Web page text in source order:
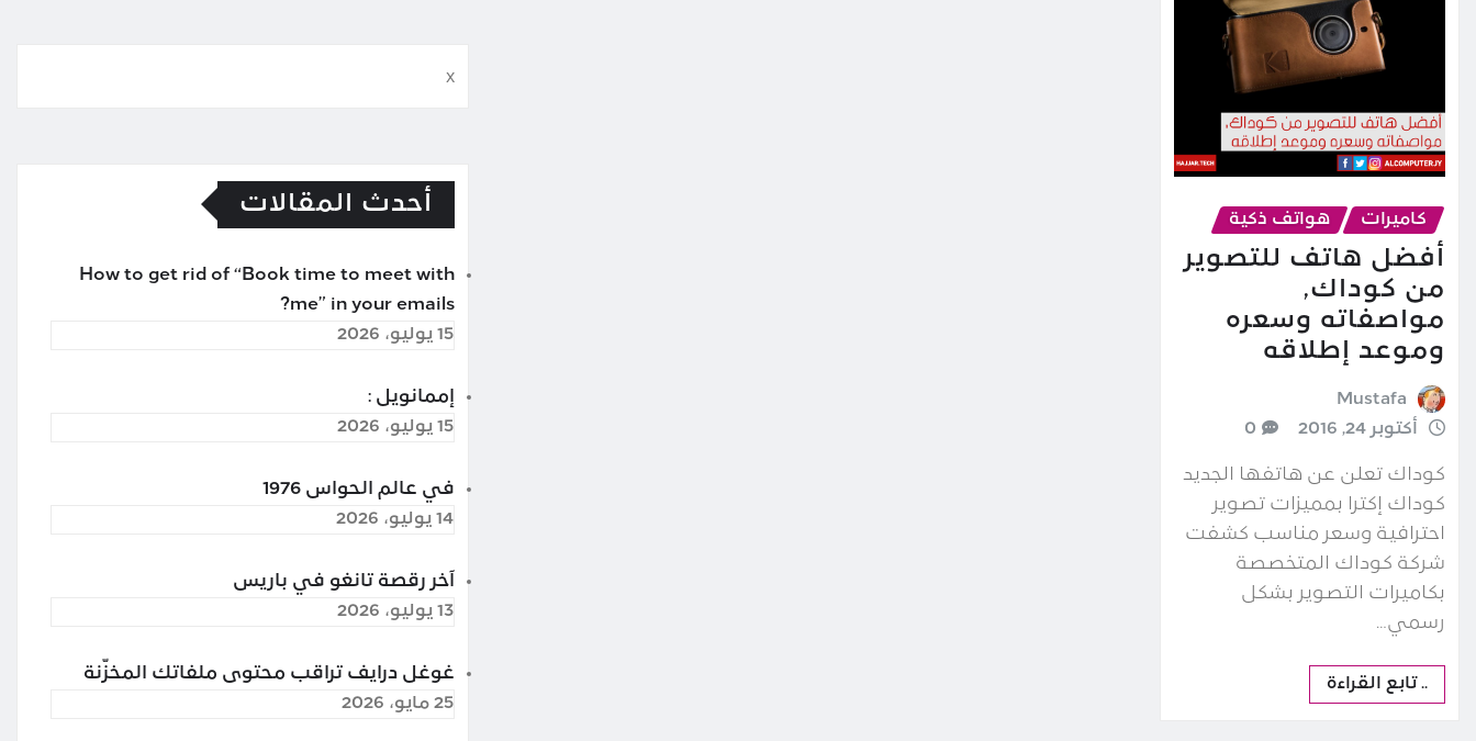
كاميرات هواتف ذكية
أفضل هاتف للتصوير
من كوداك,
مواصفاته وسعره
وموعد إطلاقه
Mustafa
أكتوبر 24, 2016
0
كوداك تعلن عن هاتفها الجديد
كوداك إكترا بمميزات تصوير
احترافية وسعر مناسب كشفت
شركة كوداك المتخصصة
بكاميرات التصوير بشكل
رسمي…
.. تابع القراءة
x
أحدث المقالات
How to get rid of “Book time to meet with
me” in your emails?
15 يوليو، 2026
إممانويل :
15 يوليو، 2026
في عالم الحواس 1976
14 يوليو، 2026
آخر رقصة تانغو في باريس
13 يوليو، 2026
غوغل درايف تراقب محتوى ملفاتك المخزّنة
25 مايو، 2026